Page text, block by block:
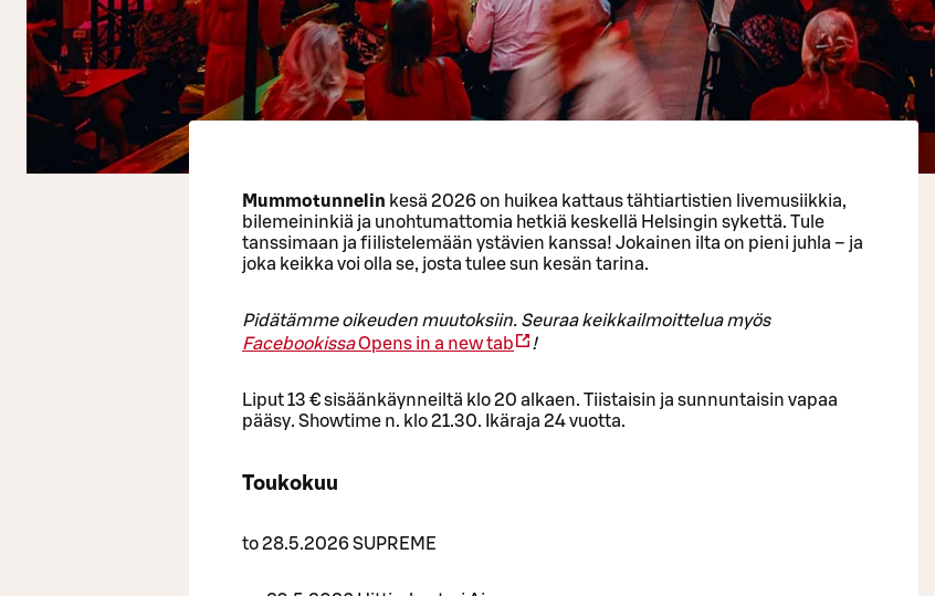
Mummotunnelin kesä 2026 on huikea kattaus tähtiartistien livemusiikkia,
bilemeininkiä ja unohtumattomia hetkiä keskellä Helsingin sykettä. Tule
tanssimaan ja fiilistelemään ystävien kanssa! Jokainen ilta on pieni juhla – ja
joka keikka voi olla se, josta tulee sun kesän tarina.
Pidätämme oikeuden muutoksiin. Seuraa keikkailmoittelua myös
FacebookissaOpens in a new tab !
Liput 13 € sisäänkäynneiltä klo 20 alkaen. Tiistaisin ja sunnuntaisin vapaa
pääsy. Showtime n. klo 21.30. Ikäraja 24 vuotta.
Toukokuu
to 28.5.2026 SUPREME